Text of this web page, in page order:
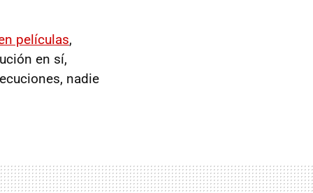
películas,
en sí,
nadie